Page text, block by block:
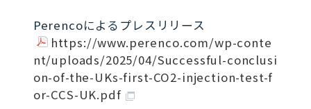
Perencoによるプレスリリース
https://www.perenco.com/wp-conte
nt/uploads/2025/04/Successful-conclusi
on-of-the-UKs-first-CO2-injection-test-f
or-CCS-UK.pdf